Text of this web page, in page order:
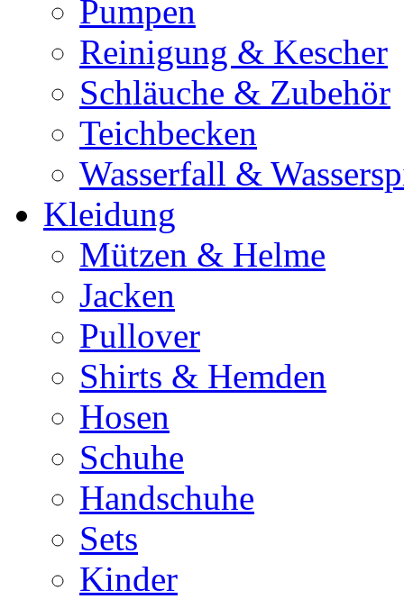
Pumpen
Reinigung & Kescher
Schläuche & Zubehör
Teichbecken
Wasserfall &
Kleidung
Mützen & Helme
Jacken
Pullover
Shirts & Hemden
Hosen
Schuhe
Handschuhe
Sets
Kinder